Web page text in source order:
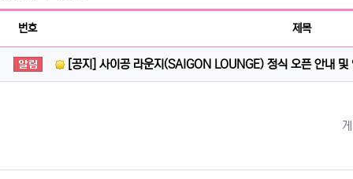
번호 제목
공지사항[공지] 사이공 라운지(SAIGON LOUNGE) 정식 오픈 안내 및